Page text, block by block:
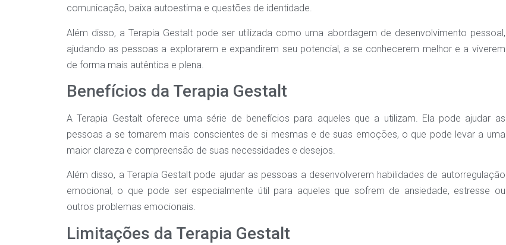
comunicação, baixa autoestima e questões de identidade.
Além disso, a Terapia Gestalt pode ser utilizada como uma abordagem de desenvolvimento pessoal,
ajudando as pessoas a explorarem e expandirem seu potencial, a se conhecerem melhor e a viverem
de forma mais autêntica e plena.
Benefícios da Terapia Gestalt
A Terapia Gestalt oferece uma série de benefícios para aqueles que a utilizam. Ela pode ajudar as
pessoas a se tornarem mais conscientes de si mesmas e de suas emoções, o que pode levar a uma
maior clareza e compreensão de suas necessidades e desejos.
Além disso, a Terapia Gestalt pode ajudar as pessoas a desenvolverem habilidades de autorregulação
emocional, o que pode ser especialmente útil para aqueles que sofrem de ansiedade, estresse ou
outros problemas emocionais.
Limitações da Terapia Gestalt